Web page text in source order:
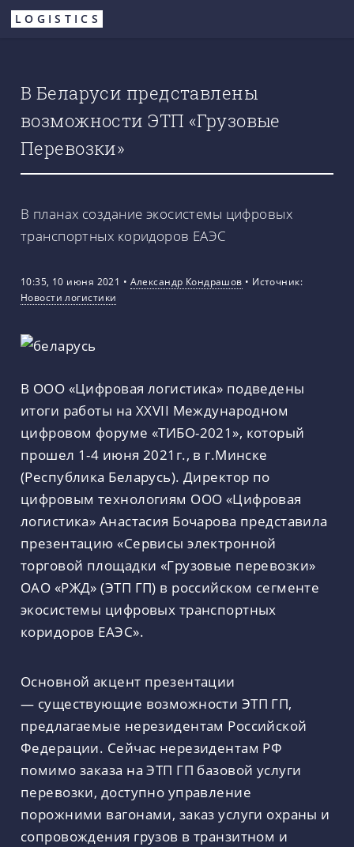
Перейти
LOGISTICS
В Беларуси представлены
возможности ЭТП «Грузовые
Перевозки»
В планах создание экосистемы цифровых
транспортных коридоров ЕАЭС
10:35, 10 июня 2021 • Александр Кондрашов • Источник:
Новости логистики
В ООО «Цифровая логистика» подведены
итоги работы на XXVII Международном
цифровом форуме «ТИБО-2021», который
прошел 1-4 июня 2021г., в г.Минске
(Республика Беларусь). Директор по
цифровым технологиям ООО «Цифровая
логистика» Анастасия Бочарова представила
презентацию «Сервисы электронной
торговой площадки «Грузовые перевозки»
ОАО «РЖД» (ЭТП ГП) в российском сегменте
экосистемы цифровых транспортных
коридоров ЕАЭС».
Основной акцент презентации
— существующие возможности ЭТП ГП,
предлагаемые нерезидентам Российской
Федерации. Сейчас нерезидентам РФ
помимо заказа на ЭТП ГП базовой услуги
перевозки, доступно управление
порожними вагонами, заказ услуги охраны и
сопровождения грузов в транзитном и